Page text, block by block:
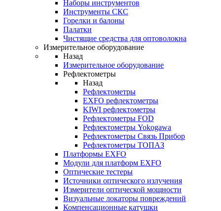
Наборы инструментов
Инструменты СКС
Горелки и балоны
Палатки
Чистящие средства для оптоволокна
Измерительное оборудование
Назад
Измерительное оборудование
Рефлектометры
Назад
Рефлектометры
EXFO рефлектометры
KIWI рефлектометры
Рефлектометры FOD
Рефлектометры Yokogawa
Рефлектометры Связь Прибор
Рефлектометры ТОПАЗ
Платформы EXFO
Модули для платформ EXFO
Оптические тестеры
Источники оптического излучения
Измерители оптической мощности
Визуальные локаторы повреждений
Компенсационные катушки